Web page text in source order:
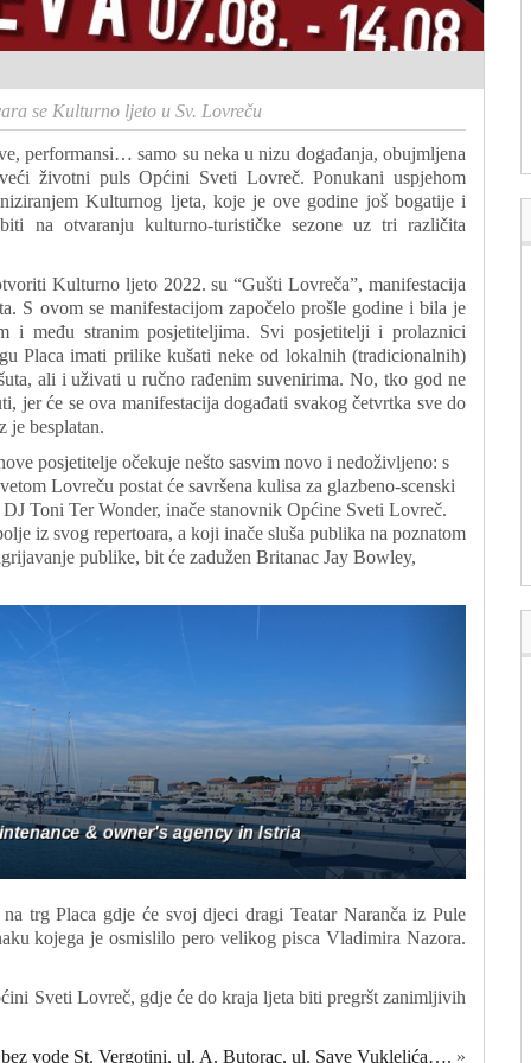
se Kulturno ljeto u Sv. Lovreču
performansi… samo su neka u nizu događanja, obujmljena
životni puls Općini Sveti Lovreč. Ponukani uspjehom
Kulturnog ljeta, koje je ove godine još bogatije i
na otvaranju kulturno-turističke sezone uz tri različita
Kulturno ljeto 2022. su “Gušti Lovreča”, manifestacija
S ovom se manifestacijom započelo prošle godine i bila je
i među stranim posjetiteljima. Svi posjetitelji i prolaznici
Placa imati prilike kušati neke od lokalnih (tradicionalnih)
ali i uživati u ručno rađenim suvenirima. No, tko god ne
jer će se ova manifestacija događati svakog četvrtka sve do
je besplatan.
posjetitelje očekuje nešto sasvim novo i nedoživljeno: s
Lovreču postat će savršena kulisa za glazbeno-scenski
Toni Ter Wonder, inače stanovnik Općine Sveti Lovreč.
iz svog repertoara, a koji inače sluša publika na poznatom
publike, bit će zadužen Britanac Jay Bowley,
trg Placa gdje će svoj djeci dragi Teatar Naranča iz Pule
kojega je osmislilo pero velikog pisca Vladimira Nazora.
Sveti Lovreč, gdje će do kraja ljeta biti pregršt zanimljivih
vode St. Vergotini, ul. A. Butorac, ul. Save Vuklelića…. »